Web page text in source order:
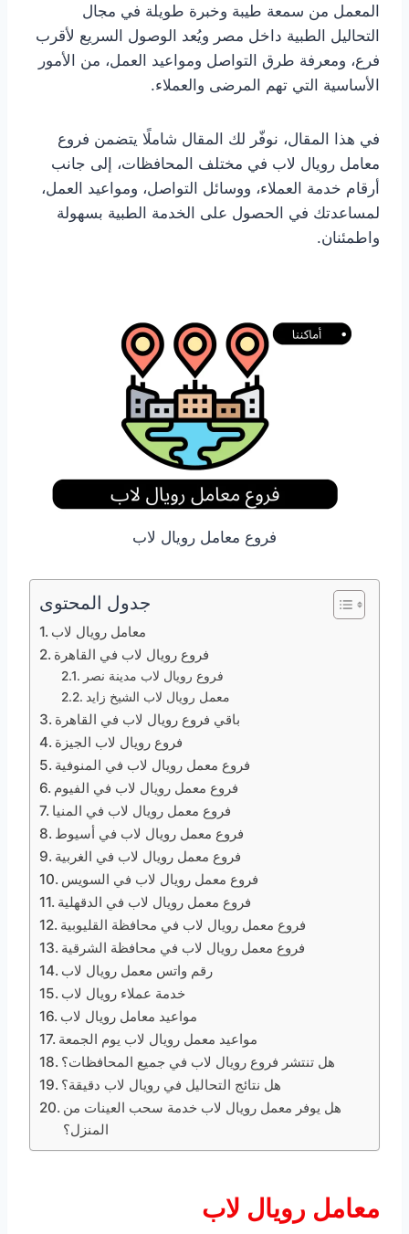
المعمل من سمعة طيبة وخبرة طويلة في مجال
التحاليل الطبية داخل مصر ويُعد الوصول السريع لأقرب
فرع، ومعرفة طرق التواصل ومواعيد العمل، من الأمور
الأساسية التي تهم المرضى والعملاء.
في هذا المقال، نوفّر لك المقال شاملًا يتضمن فروع
معامل رويال لاب في مختلف المحافظات، إلى جانب
أرقام خدمة العملاء، ووسائل التواصل، ومواعيد العمل،
لمساعدتك في الحصول على الخدمة الطبية بسهولة
واطمئنان.
فروع معامل رويال لاب
جدول المحتوى
معامل رويال لاب
فروع رويال لاب في القاهرة
فروع رويال لاب مدينة نصر
معمل رويال لاب الشيخ زايد
باقي فروع رويال لاب في القاهرة
فروع رويال لاب الجيزة
فروع معمل رويال لاب في المنوفية
فروع معمل رويال لاب في الفيوم
فروع معمل رويال لاب في المنيا
فروع معمل رويال لاب في أسيوط
فروع معمل رويال لاب في الغربية
فروع معمل رويال لاب في السويس
فروع معمل رويال لاب في الدقهلية
فروع معمل رويال لاب في محافظة القليوبية
فروع معمل رويال لاب في محافظة الشرقية
رقم واتس معمل رويال لاب
خدمة عملاء رويال لاب
مواعيد معامل رويال لاب
مواعيد معمل رويال لاب يوم الجمعة
هل تنتشر فروع رويال لاب في جميع المحافظات؟
هل نتائج التحاليل في رويال لاب دقيقة؟
هل يوفر معمل رويال لاب خدمة سحب العينات من
المنزل؟
معامل رويال لاب